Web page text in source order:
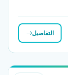
التفاصيل